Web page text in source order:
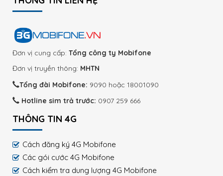
Đơn vị cung cấp: Tổng công ty Mobifone
Đơn vị truyền thông: MHTN
Tổng đài Mobifone: 9090 hoặc 18001090
Hotline sim trả trước: 0907 259 666
THÔNG TIN 4G
Cách đăng ký 4G Mobifone
Các gói cước 4G Mobifone
Cách kiểm tra dung lượng 4G Mobifone